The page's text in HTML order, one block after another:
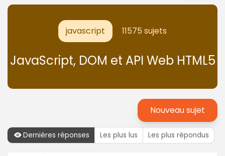
javascript 11575 sujets
JavaScript, DOM et API Web HTML5
Nouveau sujet
Dernières réponses Les plus lus Les plus répondus